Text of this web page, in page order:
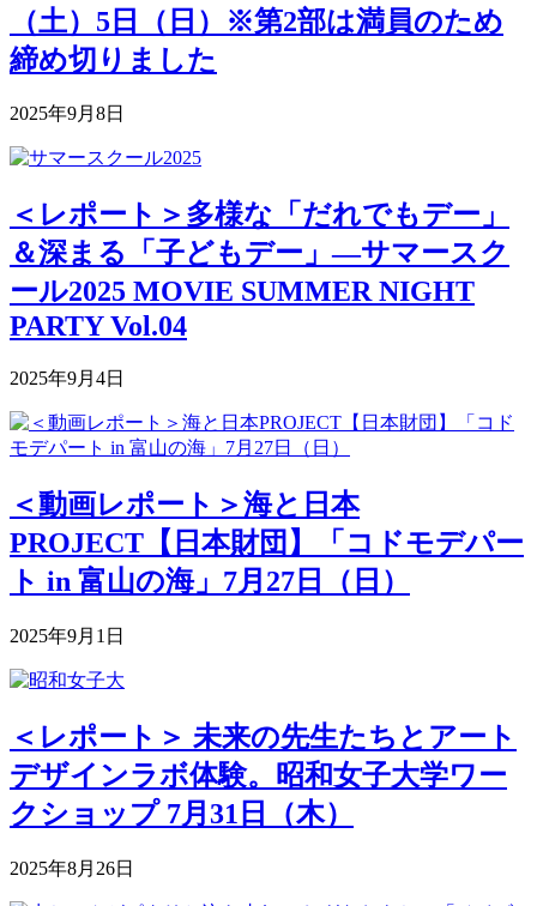
（土）5日（日）※第2部は満員のため
締め切りました
2025年9月8日
＜レポート＞多様な「だれでもデー」
＆深まる「子どもデー」―サマースク
ール2025 MOVIE SUMMER NIGHT
PARTY Vol.04
2025年9月4日
＜動画レポート＞海と日本
PROJECT【日本財団】「コドモデパー
ト in 富山の海」7月27日（日）
2025年9月1日
＜レポート＞ 未来の先生たちとアート
デザインラボ体験。昭和女子大学ワー
クショップ 7月31日（木）
2025年8月26日